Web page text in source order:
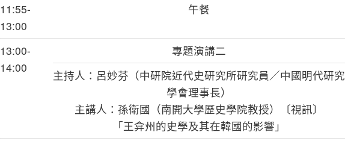
11:55-
13:00
午餐
13:00-
14:00
專題演講二
主持人：呂妙芬（中研院近代史研究所研究員／中國明代研究
學會理事長）
主講人：孫衛國（南開大學歷史學院教授）〔視訊〕
「王弇州的史學及其在韓國的影響」